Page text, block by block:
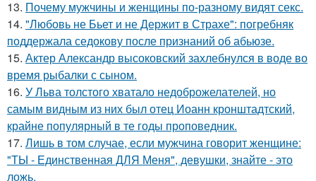
13. Почему мужчины и женщины по-разному видят секс.
14. "Любовь не Бьет и не Держит в Страхе": погребняк
поддержала седокову после признаний об абьюзе.
15. Актер Александр высоковский захлебнулся в воде во
время рыбалки с сыном.
16. У Льва толстого хватало недоброжелателей, но
самым видным из них был отец Иоанн кронштадтский,
крайне популярный в те годы проповедник.
17. Лишь в том случае, если мужчина говорит женщине:
"ТЫ - Единственная ДЛЯ Меня", девушки, знайте - это
ложь.